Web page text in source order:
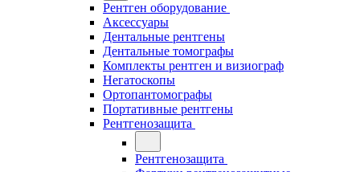
Рентген оборудование
Аксессуары
Дентальные рентгены
Дентальные томографы
Комплекты рентген и визиограф
Негатоскопы
Ортопантомографы
Портативные рентгены
Рентгенозащита
Рентгенозащита